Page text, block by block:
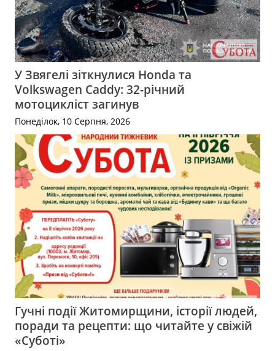
У Звягелі зіткнулися Honda та
Volkswagen Caddy: 32-річний
мотоцикліст загинув
Понеділок, 10 Серпня, 2026
Гучні події Житомирщини, історії людей,
поради та рецепти: що читайте у свіжій
«Суботі»